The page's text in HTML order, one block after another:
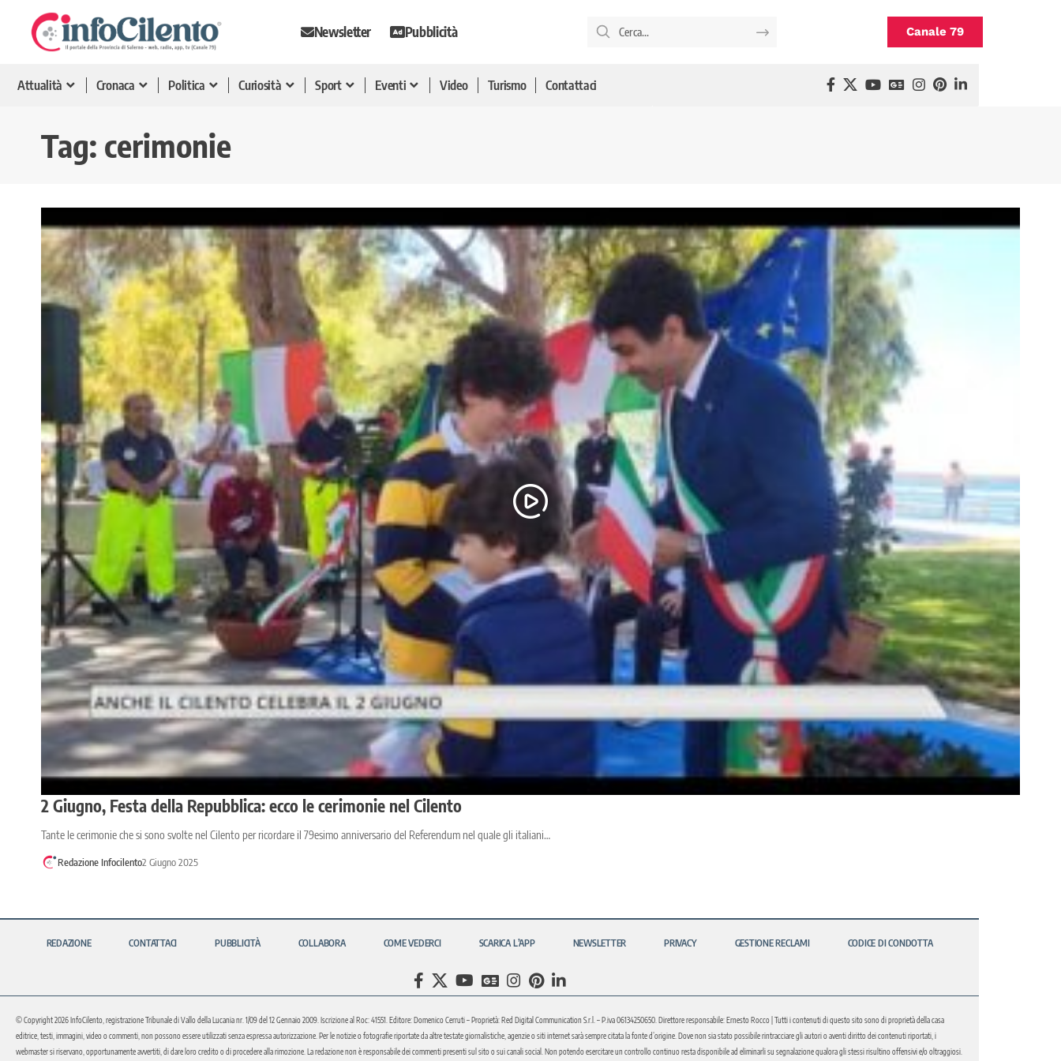
Newsletter Pubblicità Canale 79
Attualità Cronaca Politica Curiosità Sport Eventi Video Turismo Contattaci
Tag: cerimonie
2 Giugno, Festa della Repubblica: ecco le cerimonie nel Cilento
Tante le cerimonie che si sono svolte nel Cilento per ricordare il 79esimo anniversario del Referendum nel quale gli italiani…
Redazione Infocilento2 Giugno 2025
REDAZIONE CONTATTACI PUBBLICITÀ COLLABORA COME VEDERCI SCARICA L’APP NEWSLETTER PRIVACY GESTIONE RECLAMI CODICE DI CONDOTTA
© Copyright 2026 InfoCilento, registrazione Tribunale di Vallo della Lucania nr. 1/09 del 12 Gennaio 2009. Iscrizione al Roc: 41551. Editore: Domenico Cerruti – Proprietà: Red Digital Communication S.r.l. – P.iva 06134250650. Direttore responsabile: Ernesto Rocco | Tutti i contenuti di questo sito sono di proprietà della casa
editrice, testi, immagini, video o commenti, non possono essere utilizzati senza espressa autorizzazione. Per le notizie o fotografie riportate da altre testate giornalistiche, agenzie o siti internet sarà sempre citata la fonte d’origine. Dove non sia stato possibile rintracciare gli autori o aventi diritto dei contenuti riportati, i
webmaster si riservano, opportunamente avvertiti, di dare loro credito o di procedere alla rimozione. La redazione non è responsabile dei commenti presenti sul sito o sui canali social. Non potendo esercitare un controllo continuo resta disponibile ad eliminarli su segnalazione qualora gli stessi risultino offensivi e/o oltraggiosi.